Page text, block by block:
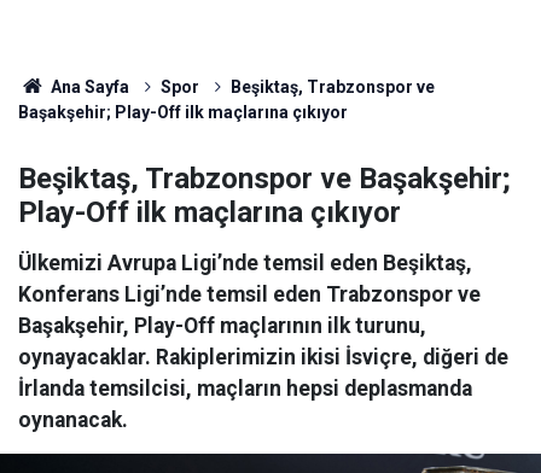
Ana Sayfa Spor
Beşiktaş, Trabzonspor ve
Başakşehir; Play-Off ilk maçlarına çıkıyor
Beşiktaş, Trabzonspor ve Başakşehir;
Play-Off ilk maçlarına çıkıyor
Ülkemizi Avrupa Ligi’nde temsil eden Beşiktaş,
Konferans Ligi’nde temsil eden Trabzonspor ve
Başakşehir, Play-Off maçlarının ilk turunu,
oynayacaklar. Rakiplerimizin ikisi İsviçre, diğeri de
İrlanda temsilcisi, maçların hepsi deplasmanda
oynanacak.